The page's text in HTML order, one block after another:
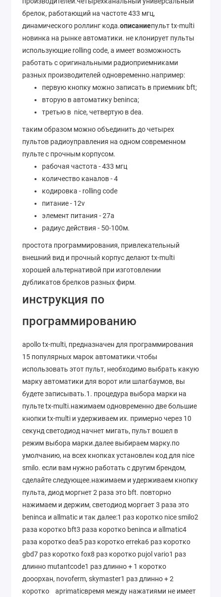
брелок, работающий на частоте 433 мгц,
динамического роллинг кода.описаниепульт tx-multi
новинка на рынке автоматики. не клонирует пульты
использующие rolling code, а имеет возможность
работать с оригинальными радиоприемниками
разных производителей одновременно.например:
первую кнопку можно записать в приемник bft;
вторую в автоматику beninca;
третью в nice, четвертую в dea.
таким образом можно объединить до четырех
пультов радиоуправления на одном современном
пульте с прочным корпусом.
рабочая частота - 433 мгц
количество каналов - 4
кодировка - rolling code
питание - 12v
элемент питания - 27a
радиус действия - 50-100м.
простота программирования, привлекательный
внешний вид и прочный корпус делают tx-multi
хорошей альтернативой при изготовлении
дубликатов брелков разных фирм.
инструкция по
программированию
apollo tx-multi, предназначен для программирования
15 популярных марок автоматики.чтобы
использовать этот пульт, необходимо выбрать какую
марку автоматики для ворот или шлагбаумов, вы
будете записывать.1. процедура выбора марки на
пульте tx-multi.нажимаем одновременно две большие
кнопки tx-multi и удерживаем их. примерно через 10
секунд светодиод начнет мигать, пульт вошел в
режим выбора марки.далее выбираем марку.по
умолчанию, на всех кнопках установлен код для nice
smilo. если вам нужно работать с другим брендом,
сделайте следующее.нажимаем и удерживаем кнопку
пульта, диод моргнет 2 раза это bft. повторно
нажимаем и держим, светодиод моргает 3 раза это
beninca и allmatic и так далее:1 раз коротко nice smilo2
раза коротко bft3 раза коротко beninca и allmatic4
раза коротко dea5 раз коротко erreka6 раз коротко
gbd7 раз коротко fox8 раз коротко pujol vario1 раз
длинно mutantcode1 раз длинно + 1 коротко
дооорхан, novoferm, skymaster1 раз длинно + 2
коротко aprimaticвремя между нажатиями не имеет